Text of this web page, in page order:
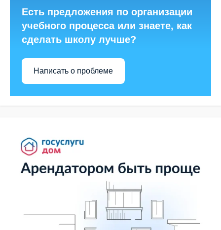
Есть предложения по организации
учебного процесса или знаете, как
сделать школу лучше?
Написать о проблеме